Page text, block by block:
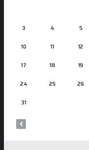
3 4 5
10 11 12
17 18 19
24 25 26
31